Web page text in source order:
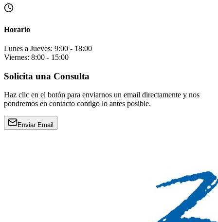
Horario
Lunes a Jueves: 9:00 - 18:00
Viernes: 8:00 - 15:00
Solicita una Consulta
Haz clic en el botón para enviarnos un email directamente y nos
pondremos en contacto contigo lo antes posible.
Enviar Email